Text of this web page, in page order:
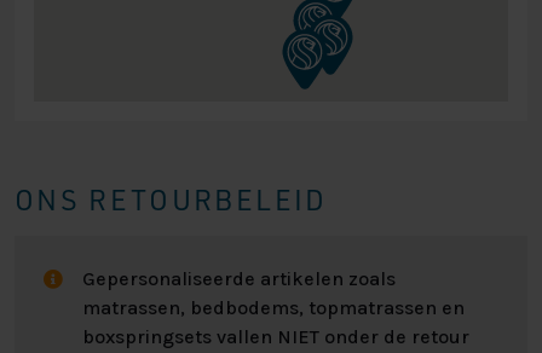
ONS RETOURBELEID
Gepersonaliseerde artikelen zoals
matrassen, bedbodems, topmatrassen en
boxspringsets vallen NIET onder de retour